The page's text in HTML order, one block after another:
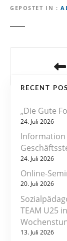
GEPOSTET IN
RECENT
„Die Gute
24. Juli 2026
24. Juli 2026
Online-
20. Juli 2026
TEAM U25
13. Juli 2026